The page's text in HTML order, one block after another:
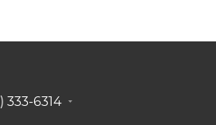
333-6314